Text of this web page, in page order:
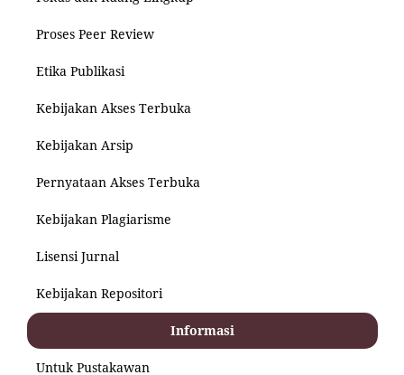
Proses Peer Review
Etika Publikasi
Kebijakan Akses Terbuka
Kebijakan Arsip
Pernyataan Akses Terbuka
Kebijakan Plagiarisme
Lisensi Jurnal
Kebijakan Repositori
Informasi
Untuk Pustakawan